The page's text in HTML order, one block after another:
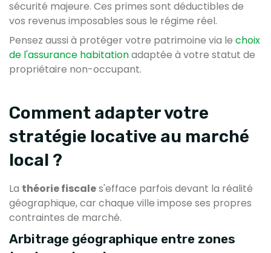
sécurité majeure. Ces primes sont déductibles de
vos revenus imposables sous le régime réel.
Pensez aussi à protéger votre patrimoine via le choix
de l'assurance habitationadaptée à votre statut de
propriétaire non-occupant.
Comment adapter votre
stratégie locative au marché
local ?
La théorie fiscales'efface parfois devant la réalité
géographique, car chaque ville impose ses propres
contraintes de marché.
Arbitrage géographique entre zones